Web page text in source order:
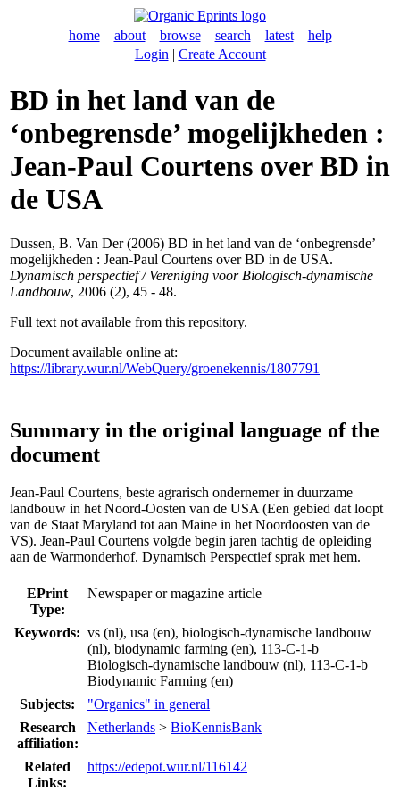
home about browse search latest
help
Login | Create Account
BD in het land van de
‘onbegrensde’ mogelijkheden :
Jean-Paul Courtens over BD in
de USA
Dussen, B. Van Der(2006) BD in het land van de ‘onbegrensde’
mogelijkheden : Jean-Paul Courtens over BD in de USA.
Dynamisch perspectief / Vereniging voor Biologisch-dynamische
Landbouw, 2006 (2), 45 - 48.
Full text not available from this repository.
Document available online at:
https://library.wur.nl/WebQuery/groenekennis/1807791
Summary in the original language of the
document
Jean-Paul Courtens, beste agrarisch ondernemer in duurzame
landbouw in het Noord-Oosten van de USA (Een gebied dat loopt
van de Staat Maryland tot aan Maine in het Noordoosten van de
VS). Jean-Paul Courtens volgde begin jaren tachtig de opleiding
aan de Warmonderhof. Dynamisch Perspectief sprak met hem.
EPrint
Type:
Newspaper or magazine article
Keywords: vs (nl), usa (en), biologisch-dynamische landbouw
(nl), biodynamic farming (en), 113-C-1-b
Biologisch-dynamische landbouw (nl), 113-C-1-b
Biodynamic Farming (en)
Subjects:
"Organics" in general
Research
affiliation:
Netherlands > BioKennisBank
Related
Links:
https://edepot.wur.nl/116142